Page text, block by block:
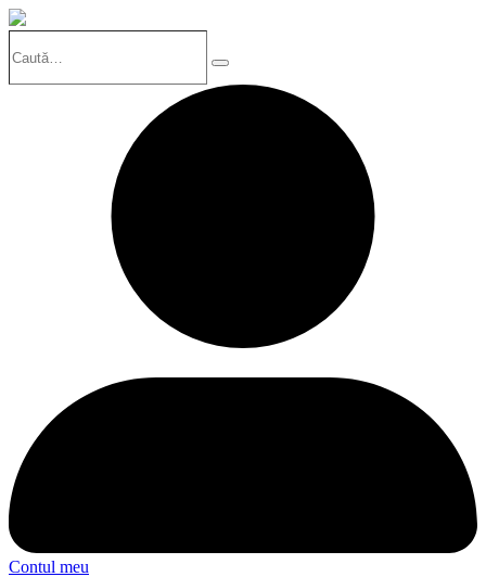
Search
Contul meu